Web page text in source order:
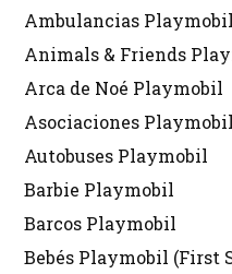
Ambulancias Playmobil
Animals & Friends
Arca de Noé Playmobil
Asociaciones Playmobil
Autobuses Playmobil
Barbie Playmobil
Barcos Playmobil
Bebés Playmobil (First